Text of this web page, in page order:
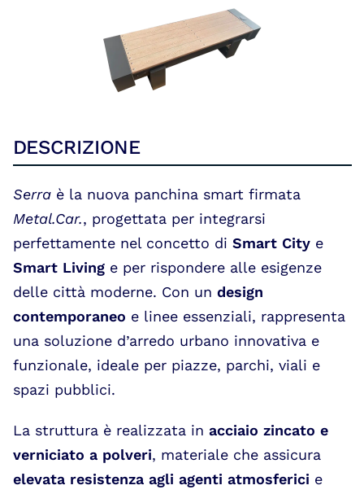
DESCRIZIONE
Serraè la nuova panchina smart firmata
Metal.Car., progettata per integrarsi
perfettamente nel concetto di Smart Citye
Smart Livinge per rispondere alle esigenze
delle città moderne. Con un design
contemporaneo e linee essenziali, rappresenta
una soluzione d’arredo urbano innovativa e
funzionale, ideale per piazze, parchi, viali e
spazi pubblici.
La struttura è realizzata in acciaio zincato e
verniciato a polveri, materiale che assicura
elevata resistenza agli agenti atmosferici e